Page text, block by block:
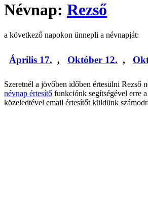
Névnap: Rezső
a következő napokon ünnepli a névnapját:
Április 17. , Október 12. ,
Szeretnél a jövőben időben értesülni Rezső
névnap értesítő funkciónk segítségével erre
közeledtével email értesítőt küldünk